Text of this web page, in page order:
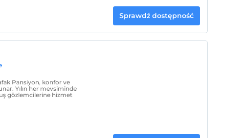
Sprawdź dostępność
Pansiyon, konfor ve
Yılın her mevsiminde
gözlemcilerine hizmet